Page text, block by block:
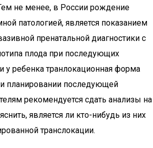
не менее, в России рождение
патологией, является показанием
пренатальной диагностики с
плода при последующих
у ребенка транлокационная форма
планировании последующей
рекомендуется сдать анализы на
является ли кто-нибудь из них
транслокации.